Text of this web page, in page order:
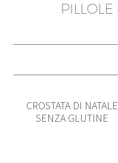
CROSTATA DI NATALE
SENZA GLUTINE